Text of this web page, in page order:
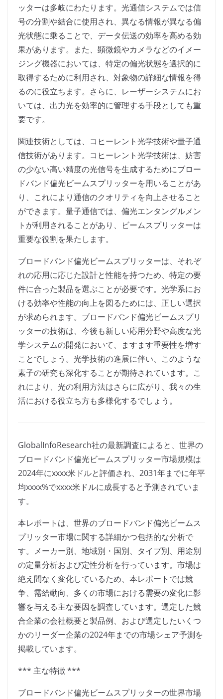
ッターは多岐にわたります。光通信システムでは信
号の分割や結合に使用され、異なる情報が異なる偏
光状態に乗ることで、データ伝送の効率を高める効
果があります。また、顕微鏡やカメラなどのイメー
ジング機器においては、特定の偏光状態を選択的に
取得するために利用され、対象物の詳細な情報を得
るのに役立ちます。さらに、レーザーシステムにお
いては、出力光を効率的に管理する手段としても重
要です。
関連技術としては、コヒーレント光学技術や量子通
信技術があります。コヒーレント光学技術は、妨害
の少ない高い精度の光信号を生成するためにブロー
ドバンド偏光ビームスプリッターを用いることがあ
り、これにより通信のクオリティを向上させること
ができます。量子通信では、偏光エンタングルメン
トが利用されることがあり、ビームスプリッターは
重要な役割を果たします。
ブロードバンド偏光ビームスプリッターは、それぞ
れの応用に応じた設計と性能を持つため、特定の要
件に合った製品を選ぶことが必要です。光学系にお
ける効率や性能の向上を図るためには、正しい選択
が求められます。ブロードバンド偏光ビームスプリ
ッターの技術は、今後も新しい応用分野や高度な光
学システムの開発において、ますます重要性を増す
ことでしょう。光学技術の進展に伴い、このような
素子の研究も深化することが期待されています。こ
れにより、光の利用方法はさらに広がり、我々の生
活における役立ち方も多様化するでしょう。
GlobalInfoResearch社の最新調査によると、世界の
ブロードバンド偏光ビームスプリッター市場規模は
2024年にxxxx米ドルと評価され、2031年までに年平
均xxxx%でxxxx米ドルに成長すると予測されていま
す。
本レポートは、世界のブロードバンド偏光ビームス
プリッター市場に関する詳細かつ包括的な分析で
す。メーカー別、地域別・国別、タイプ別、用途別
の定量分析および定性分析を行っています。市場は
絶え間なく変化しているため、本レポートでは競
争、需給動向、多くの市場における需要の変化に影
響を与える主な要因を調査しています。選定した競
合企業の会社概要と製品例、および選定したいくつ
かのリーダー企業の2024年までの市場シェア予測を
掲載しています。
*** 主な特徴 ***
ブロードバンド偏光ビームスプリッターの世界市場